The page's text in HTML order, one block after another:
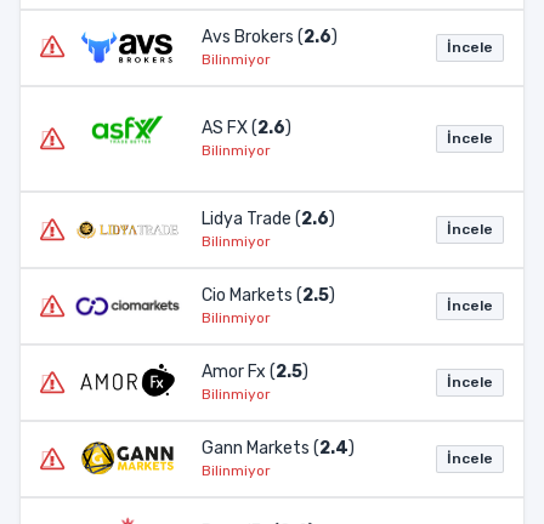
Avs Brokers (2.6)
Bilinmiyor
İncele
AS FX (2.6)
Bilinmiyor
İncele
Lidya Trade (2.6)
Bilinmiyor
İncele
Cio Markets (2.5)
Bilinmiyor
İncele
Amor Fx (2.5)
Bilinmiyor
İncele
Gann Markets (2.4)
Bilinmiyor
İncele